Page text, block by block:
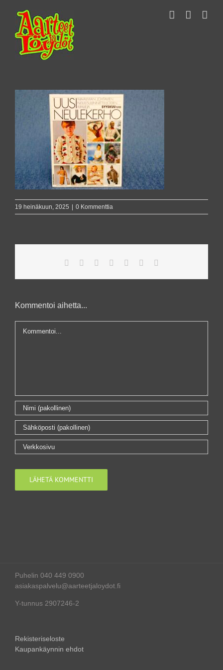
content
19 heinäkuun, 2025 0 Kommenttia
Facebook Reddit LinkedInWhatsApp
Pinterest
Kommentoi aihetta...
Puhelin 040 449 0900
asiakaspalvelu@aarteetjaloydot.fi
Y-tunnus 2907246-2
Rekisteriseloste
Kaupankäynnin ehdot